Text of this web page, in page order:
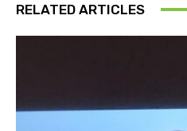
RELATED ARTICLES